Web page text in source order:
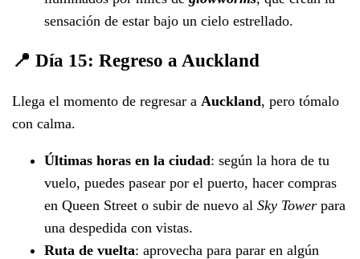
sensación de estar bajo un cielo estrellado.
📍 Día 15: Regreso a Auckland
Llega el momento de regresar a Auckland, pero tómalo
con calma.
Últimas horas en la ciudad: según la hora de tu
vuelo, puedes pasear por el puerto, hacer compras
en Queen Street o subir de nuevo al Sky Tower para
una despedida con vistas.
Ruta de vuelta: aprovecha para parar en algún